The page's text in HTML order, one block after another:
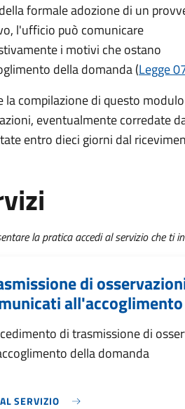
formale adozione di un
l'ufficio può comunicare
i motivi che ostano
della domanda (Legge
la compilazione di questo
eventualmente corredate
entro dieci giorni dal
la pratica accedi al servizio che ti
di
di trasmissione di
della domanda
SERVIZIO